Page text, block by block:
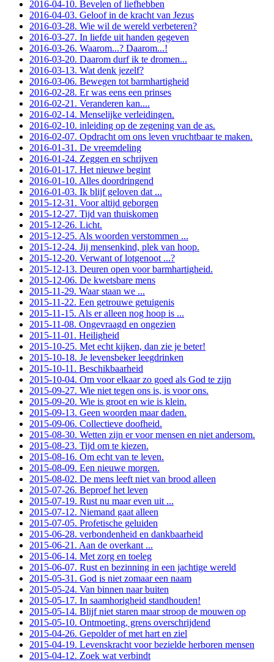
2016-04-10. Bevelen of liefhebben
2016-04-03. Geloof in de kracht van Jezus
2016-03-28. Wie wil de wereld verbeteren?
2016-03-27. In liefde uit handen gegeven
2016-03-26. Waarom...? Daarom...!
2016-03-20. Daarom durf ik te dromen...
2016-03-13. Wat denk jezelf?
2016-03-06. Bewegen tot barmhartigheid
2016-02-28. Er was eens een prinses
2016-02-21. Veranderen kan....
2016-02-14. Menselijke verleidingen.
2016-02-10. inleiding op de zegening van de as.
2016-02-07. Opdracht om ons leven vruchtbaar te maken.
2016-01-31. De vreemdeling
2016-01-24. Zeggen en schrijven
2016-01-17. Het nieuwe begint
2016-01-10. Alles doordringend
2016-01-03. Ik blijf geloven dat ...
2015-12-31. Voor altijd geborgen
2015-12-27. Tijd van thuiskomen
2015-12-26. Licht.
2015-12-25. Als woorden verstommen ...
2015-12-24. Jij mensenkind, plek van hoop.
2015-12-20. Verwant of lotgenoot ...?
2015-12-13. Deuren open voor barmhartigheid.
2015-12-06. De kwetsbare mens
2015-11-29. Waar staan we ...
2015-11-22. Een getrouwe getuigenis
2015-11-15. Als er alleen nog hoop is ...
2015-11-08. Ongevraagd en ongezien
2015-11-01. Heiligheid
2015-10-25. Met echt kijken, dan zie je beter!
2015-10-18. Je levensbeker leegdrinken
2015-10-11. Beschikbaarheid
2015-10-04. Om voor elkaar zo goed als God te zijn
2015-09-27. Wie niet tegen ons is, is voor ons.
2015-09-20. Wie is groot en wie is klein.
2015-09-13. Geen woorden maar daden.
2015-09-06. Collectieve doofheid.
2015-08-30. Wetten zijn er voor mensen en niet andersom.
2015-08-23. Tijd om te kiezen.
2015-08-16. Om echt van te leven.
2015-08-09. Een nieuwe morgen.
2015-08-02. De mens leeft niet van brood alleen
2015-07-26. Beproef het leven
2015-07-19. Rust nu maar even uit ...
2015-07-12. Niemand gaat alleen
2015-07-05. Profetische geluiden
2015-06-28. verbondenheid en dankbaarheid
2015-06-21. Aan de overkant ...
2015-06-14. Met zorg en toeleg
2015-06-07. Rust en bezinning in een jachtige wereld
2015-05-31. God is niet zomaar een naam
2015-05-24. Van binnen naar buiten
2015-05-17. In saamhorigheid standhouden!
2015-05-14. Blijf niet staren maar stroop de mouwen op
2015-05-10. Ontmoeting, grens overschrijdend
2015-04-26. Gepolder of met hart en ziel
2015-04-19. Levenskracht voor bezielde herboren mensen
2015-04-12. Zoek wat verbindt